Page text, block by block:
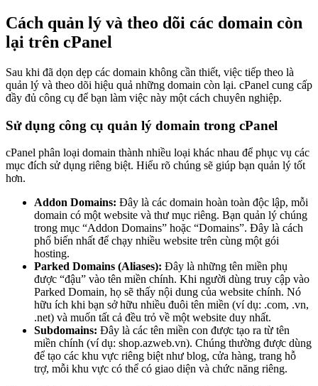
Cách quản lý và theo dõi các domain còn
lại trên cPanel
Sau khi đã dọn dẹp các domain không cần thiết, việc tiếp theo là
quản lý và theo dõi hiệu quả những domain còn lại. cPanel cung cấp
đầy đủ công cụ để bạn làm việc này một cách chuyên nghiệp.
Sử dụng công cụ quản lý domain trong cPanel
cPanel phân loại domain thành nhiều loại khác nhau để phục vụ các
mục đích sử dụng riêng biệt. Hiểu rõ chúng sẽ giúp bạn quản lý tốt
hơn.
Addon Domains: Đây là các domain hoàn toàn độc lập, mỗi
domain có một website và thư mục riêng. Bạn quản lý chúng
trong mục “Addon Domains” hoặc “Domains”. Đây là cách
phổ biến nhất để chạy nhiều website trên cùng một gói
hosting.
Parked Domains (Aliases): Đây là những tên miền phụ
được “đậu” vào tên miền chính. Khi người dùng truy cập vào
Parked Domain, họ sẽ thấy nội dung của website chính. Nó
hữu ích khi bạn sở hữu nhiều đuôi tên miền (ví dụ: .com, .vn,
.net) và muốn tất cả đều trỏ về một website duy nhất.
Subdomains: Đây là các tên miền con được tạo ra từ tên
miền chính (ví dụ: shop.azweb.vn). Chúng thường được dùng
để tạo các khu vực riêng biệt như blog, cửa hàng, trang hỗ
trợ, mỗi khu vực có thể có giao diện và chức năng riêng.